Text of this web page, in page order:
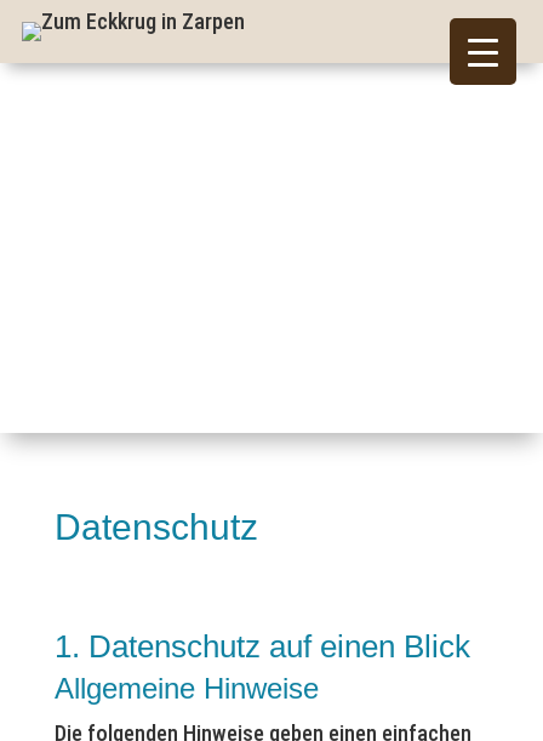
Datenschutz
1. Datenschutz auf einen Blick
Allgemeine Hinweise
Die folgenden Hinweise geben einen einfachen